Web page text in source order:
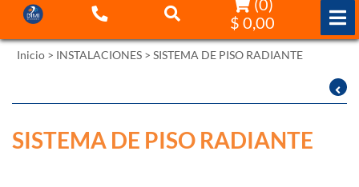
$ 0,00
Inicio > INSTALACIONES > SISTEMA DE PISO RADIANTE
SISTEMA DE PISO RADIANTE